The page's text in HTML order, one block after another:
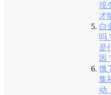
现
才
白
吗
是
因
饿
集
动